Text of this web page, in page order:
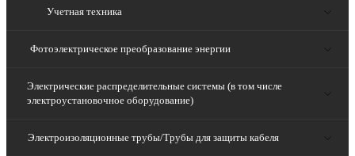
Учетная техника
Фотоэлектрическое преобразование энергии
Электрические распределительные системы (в том числе
электроустановочное оборудование)
Электроизоляционные трубы/Трубы для защиты кабеля